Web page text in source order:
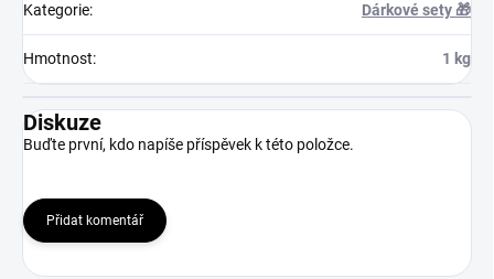
Kategorie: Dárkové sety 🎁
Hmotnost: 1 kg
Diskuze
Buďte první, kdo napíše příspěvek k této položce.
Přidat komentář